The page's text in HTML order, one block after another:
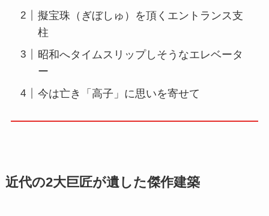
擬宝珠（ぎぼしゅ）を頂くエントランス支
柱
昭和へタイムスリップしそうなエレベータ
ー
今は亡き「高子」に思いを寄せて
近代の2大巨匠が遺した傑作建築